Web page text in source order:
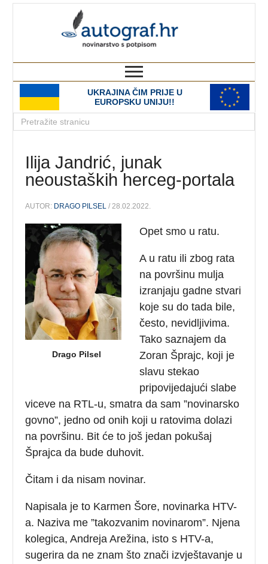
UKRAJINA ČIM PRIJE U
EUROPSKU UNIJU!!
Ilija Jandrić, junak
neoustaških herceg-portala
AUTOR: DRAGO PILSEL / 28.02.2022.
Drago Pilsel
Opet smo u ratu.
A u ratu ili zbog rata
na površinu mulja
izranjaju gadne stvari
koje su do tada bile,
često, nevidljivima.
Tako saznajem da
Zoran Šprajc, koji je
slavu stekao
pripovijedajući slabe
viceve na RTL-u, smatra da sam ”novinarsko
govno”, jedno od onih koji u ratovima dolazi
na površinu. Bit će to još jedan pokušaj
Šprajca da bude duhovit.
Čitam i da nisam novinar.
Napisala je to Karmen Šore, novinarka HTV-
a. Naziva me ”takozvanim novinarom”. Njena
kolegica, Andreja Arežina, isto s HTV-a,
sugerira da ne znam što znači izvještavanje u